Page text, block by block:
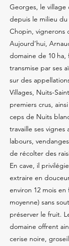
Georges, le
depuis le milieu du
Chopin, vignerons
Aujourd’hui,
domaine de 10 ha,
transmise par ses
sur des
Villages, Nuits-
premiers crus,
ceps de Nuits
travaille ses vignes
labours,
de récolter des
En cave, il
extraire en
environ 12 mois en
moyenne) sans
préserver le fruit.
domaine offrent
cerise noire,